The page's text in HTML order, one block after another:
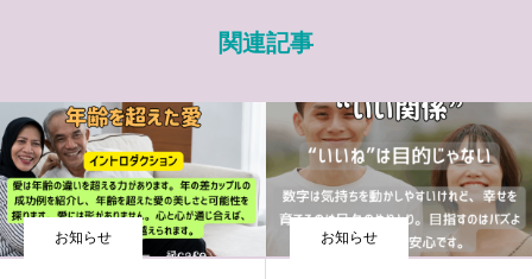
関連記事
お知らせ お知らせ